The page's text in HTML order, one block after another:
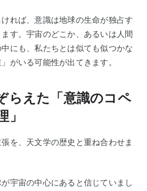
れば、意識は地球の生命が独占す
す。宇宙のどこか、あるいは人間
にも、私たちとは似ても似つかな
がいる可能性が出てきます。
らえた「意識のコペ
」
を、天文学の歴史と重ね合わせま
宇宙の中心にあると信じていまし